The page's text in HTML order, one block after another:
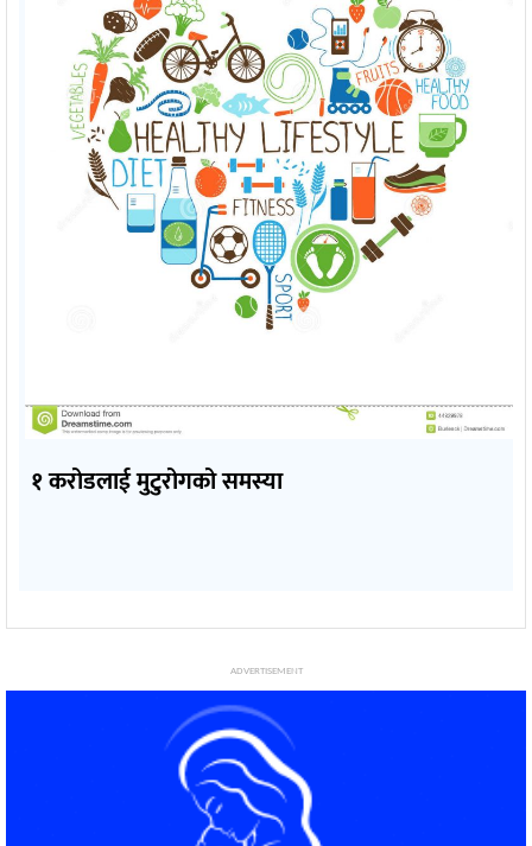
१ करोडलाई मुटुरोगको समस्या
ADVERTISEMENT